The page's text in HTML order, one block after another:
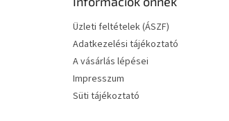
Üzleti feltételek (ÁSZF)
Adatkezelési tájékoztató
A vásárlás lépései
Impresszum
Süti tájékoztató